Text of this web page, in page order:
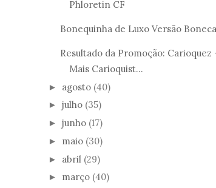
Phloretin CF
Bonequinha de Luxo Versão Boneca
Resultado da Promoção: Carioquez
Mais Carioquist...
► agosto (40)
► julho (35)
► junho (17)
► maio (30)
► abril (29)
► março (40)